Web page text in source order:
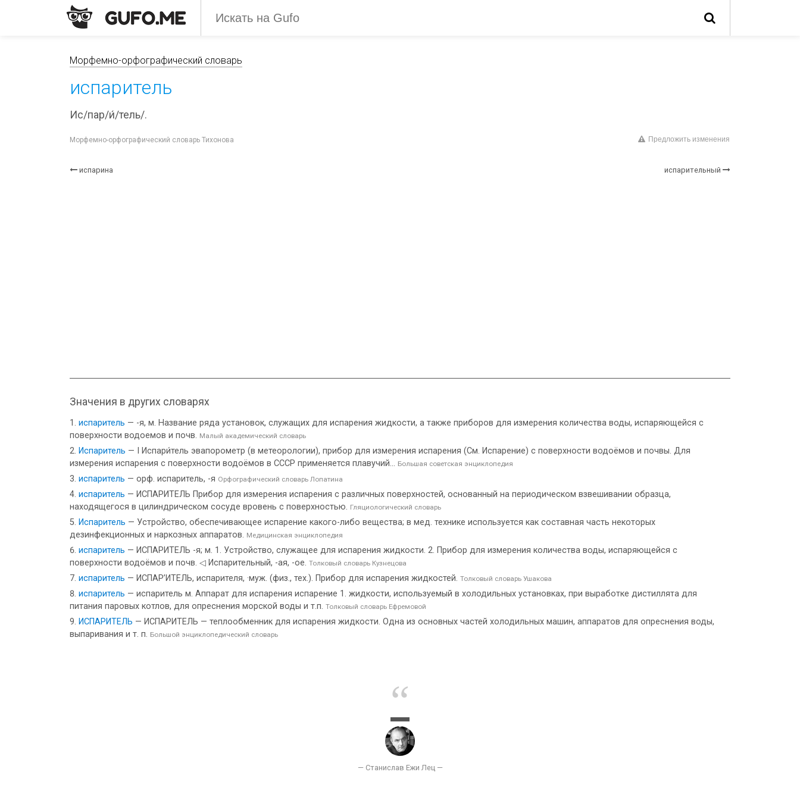
Морфемно-орфографический словарь
испаритель
Ис/пар/и́/тель/.
Морфемно-орфографический словарь Тихонова Предложить изменения
испарина испарительный
Значения в других словарях
испаритель — -я, м. Название ряда установок, служащих для испарения жидкости, а также приборов для измерения количества воды, испаряющейся с
поверхности водоемов и почв. Малый академический словарь
Испаритель — I Испари́тель эвапорометр (в метеорологии), прибор для измерения испарения (См. Испарение) с поверхности водоёмов и почвы. Для
измерения испарения с поверхности водоёмов в СССР применяется плавучий... Большая советская энциклопедия
испаритель — орф. испаритель, -я Орфографический словарь Лопатина
испаритель — ИСПАРИТЕЛЬ Прибор для измерения испарения с различных поверхностей, основанный на периодическом взвешивании образца,
находящегося в цилиндрическом сосуде вровень с поверхностью. Гляциологический словарь
Испаритель — Устройство, обеспечивающее испарение какого-либо вещества; в мед. технике используется как составная часть некоторых
дезинфекционных и наркозных аппаратов. Медицинская энциклопедия
испаритель — ИСПАРИТЕЛЬ -я; м. 1. Устройство, служащее для испарения жидкости. 2. Прибор для измерения количества воды, испаряющейся с
поверхности водоёмов и почв. ◁ Испарительный, -ая, -ое. Толковый словарь Кузнецова
испаритель — ИСПАР’ИТЕЛЬ, испарителя, ·муж. (физ., тех.). Прибор для испарения жидкостей. Толковый словарь Ушакова
испаритель — испаритель м. Аппарат для испарения испарение 1. жидкости, используемый в холодильных установках, при выработке дистиллята для
питания паровых котлов, для опреснения морской воды и т.п. Толковый словарь Ефремовой
ИСПАРИТЕЛЬ — ИСПАРИТЕЛЬ — теплообменник для испарения жидкости. Одна из основных частей холодильных машин, аппаратов для опреснения воды,
выпаривания и т. п. Большой энциклопедический словарь